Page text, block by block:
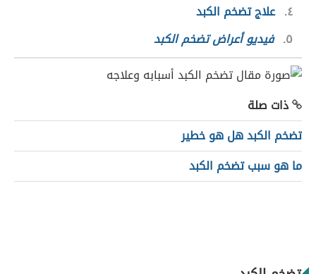
٤ علاج تضخم الكبد
٥ فيديو أعراض تضخم الكبد
ذات صلة
تضخم الكبد هل هو خطير
ما هو سبب تضخم الكبد